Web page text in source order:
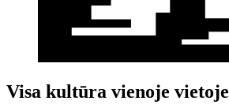
Visa kultūra vienoje vietoje